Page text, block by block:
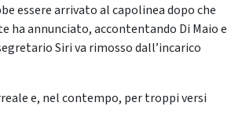
essere arrivato al capolinea dopo che
ha annunciato, accontentando Di Maio e
Siri va rimosso dall’incarico
e, nel contempo, per troppi versi